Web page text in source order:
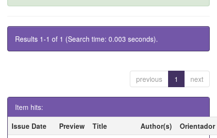
Results 1-1 of 1 (Search time: 0.003 seconds).
previous 1 next
Item hits:
Issue Date
Preview Title Author(s)
Orientador